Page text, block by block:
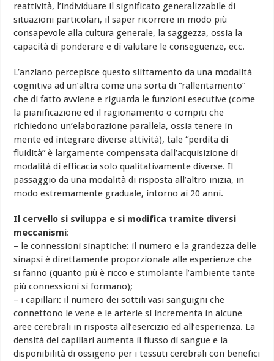
reattività, l’individuare il significato generalizzabile di
situazioni particolari, il saper ricorrere in modo più
consapevole alla cultura generale, la saggezza, ossia la
capacità di ponderare e di valutare le conseguenze, ecc.
L’anziano percepisce questo slittamento da una modalità
cognitiva ad un’altra come una sorta di “rallentamento”
che di fatto avviene e riguarda le funzioni esecutive (come
la pianificazione ed il ragionamento o compiti che
richiedono un’elaborazione parallela, ossia tenere in
mente ed integrare diverse attività), tale “perdita di
fluidità” è largamente compensata dall’acquisizione di
modalità di efficacia solo qualitativamente diverse. Il
passaggio da una modalità di risposta all’altro inizia, in
modo estremamente graduale, intorno ai 20 anni.
Il cervello si sviluppa e si modifica tramite diversi
meccanismi:
– le connessioni sinaptiche: il numero e la grandezza delle
sinapsi è direttamente proporzionale alle esperienze che
si fanno (quanto più è ricco e stimolante l’ambiente tante
più connessioni si formano);
– i capillari: il numero dei sottili vasi sanguigni che
connettono le vene e le arterie si incrementa in alcune
aree cerebrali in risposta all’esercizio ed all’esperienza. La
densità dei capillari aumenta il flusso di sangue e la
disponibilità di ossigeno per i tessuti cerebrali con benefici